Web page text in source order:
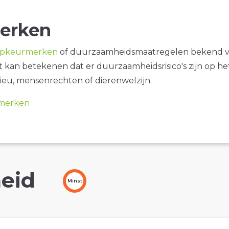
of duurzaamheidsmaatregelen bekend
kan betekenen dat er duurzaamheidsrisico's zijn op
mensenrechten of dierenwelzijn.
Minst